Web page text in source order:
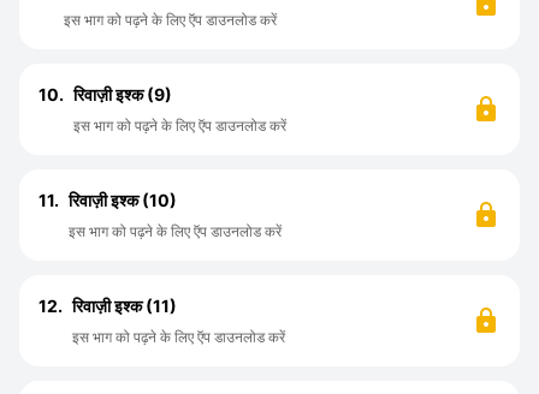
इस भाग को पढ़ने के लिए ऍप डाउनलोड करें
10. रिवाज़ी इश्क (9)
इस भाग को पढ़ने के लिए ऍप डाउनलोड करें
11. रिवाज़ी इश्क (10)
इस भाग को पढ़ने के लिए ऍप डाउनलोड करें
12. रिवाज़ी इश्क (11)
इस भाग को पढ़ने के लिए ऍप डाउनलोड करें